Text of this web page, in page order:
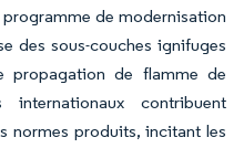
de modernisation
des sous-couches ignifuges
propagation de flamme de
contribuent
normes produits, incitant les